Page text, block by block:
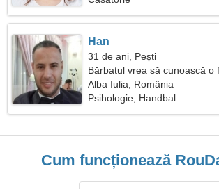
Han
31 de ani, Pești
Bărbatul vrea să cunoască o
Alba Iulia, România
Psihologie, Handbal
Cum funcționează